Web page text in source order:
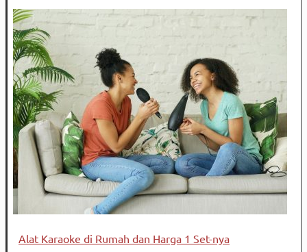
Alat Karaoke di Rumah dan Harga 1 Set-nya